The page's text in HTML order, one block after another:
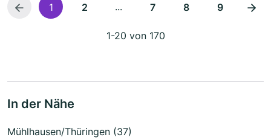
1 2 ... 7 8 9
1-20 von 170
In der Nähe
Mühlhausen/Thüringen (37)